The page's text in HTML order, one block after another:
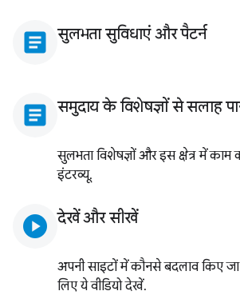
article सुलभता सुविधाएं और पैटर्न
article समुदाय के विशेषज्ञों से सलाह
सुलभता विशेषज्ञों और इस क्षेत्र में
इंटरव्यू.
play_circle देखें और सीखें
अपनी साइटों में कौनसे बदलाव किए
लिए ये वीडियो देखें.